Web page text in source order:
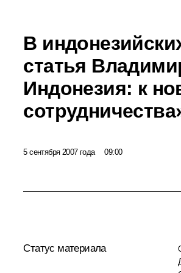
В
статья
Индонезия: к
5 сентября 2007 года 09:00
Статус материала